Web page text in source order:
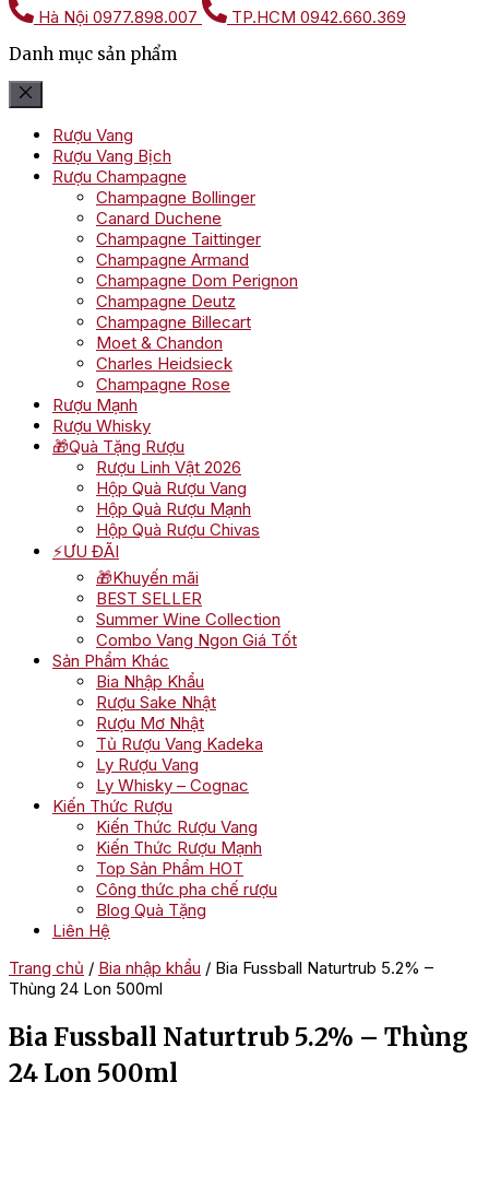
Hà Nội 0977.898.007 TP.HCM 0942.660.369
Danh mục sản phẩm
Rượu Vang
Rượu Vang Bịch
Rượu Champagne
Champagne Bollinger
Canard Duchene
Champagne Taittinger
Champagne Armand
Champagne Dom Perignon
Champagne Deutz
Champagne Billecart
Moet & Chandon
Charles Heidsieck
Champagne Rose
Rượu Mạnh
Rượu Whisky
🎁Quà Tặng Rượu
Rượu Linh Vật 2026
Hộp Quà Rượu Vang
Hộp Quà Rượu Mạnh
Hộp Quà Rượu Chivas
⚡ƯU ĐÃI
🎁Khuyến mãi
BEST SELLER
Summer Wine Collection
Combo Vang Ngon Giá Tốt
Sản Phẩm Khác
Bia Nhập Khẩu
Rượu Sake Nhật
Rượu Mơ Nhật
Tủ Rượu Vang Kadeka
Ly Rượu Vang
Ly Whisky – Cognac
Kiến Thức Rượu
Kiến Thức Rượu Vang
Kiến Thức Rượu Mạnh
Top Sản Phẩm HOT
Công thức pha chế rượu
Blog Quà Tặng
Liên Hệ
Trang chủ / Bia nhập khẩu / Bia Fussball Naturtrub 5.2% –
Thùng 24 Lon 500ml
Bia Fussball Naturtrub 5.2% – Thùng
24 Lon 500ml